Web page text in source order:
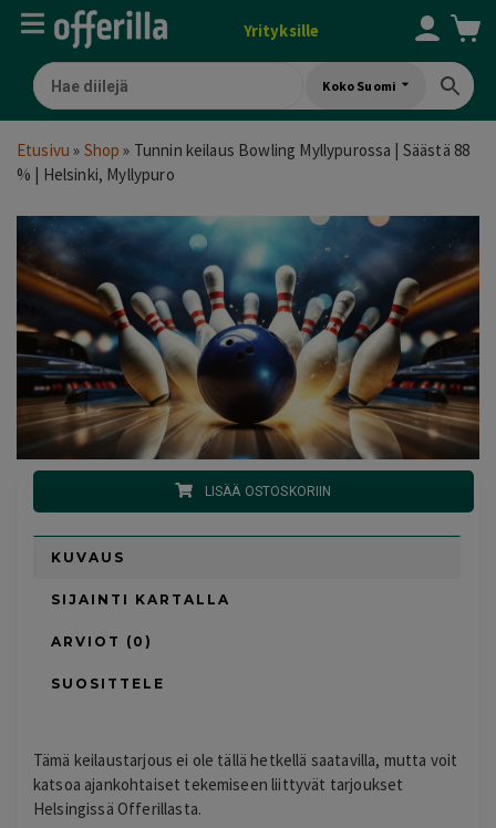
Yrityksille
Koko Suomi
Etusivu » Shop » Tunnin keilaus Bowling Myllypurossa | Säästä 88
% | Helsinki, Myllypuro
LISÄÄ OSTOSKORIIN
KUVAUS
SIJAINTI KARTALLA
ARVIOT (0)
SUOSITTELE
Tämä keilaustarjous ei ole tällä hetkellä saatavilla, mutta voit
katsoa ajankohtaiset tekemiseen liittyvät tarjoukset
Helsingissä Offerillasta.